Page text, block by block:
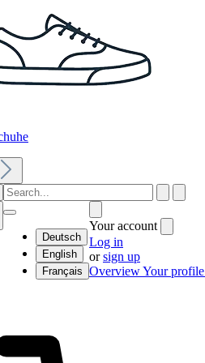
Deutsch
English
Français
Your account
Log in
orsign up
OverviewYour profile